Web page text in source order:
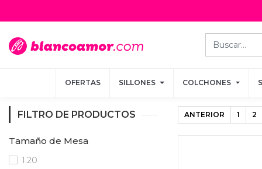
OFERTAS SILLONES COLCHONES
OFERTAS SILLONES COLCHONES
FILTRO DE PRODUCTOS
Tamaño de Mesa
1.20
ANTERIOR 1 2